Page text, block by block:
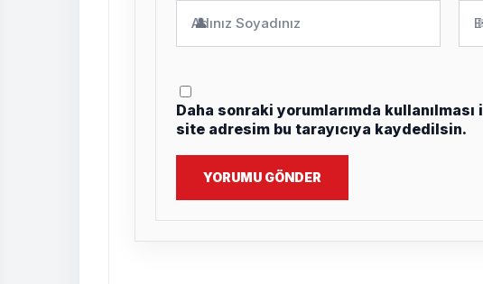
👤
Daha sonraki yorumlarımda
site adresim bu tarayıcıya kaydedilsin.
YORUMU GÖNDER